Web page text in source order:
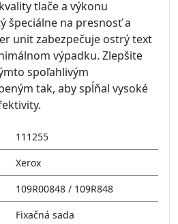
tlače a výkonu
špeciálne na presnosť a
unit zabezpečuje ostrý text
výpadku. Zlepšite
spoľahlivým
tak, aby spĺňal vysoké
111255
Xerox
109R00848 / 109R848
Fixačná sada